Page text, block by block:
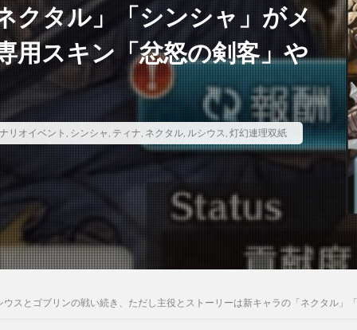
クタル」「シンシャ」がメ
用スキン「忿怒の剣客」や
リオイベント , シンシャ, ティナ, ネクタル, ルシウス, 灯幻連理双紙
スとゴブリンの戦い続き、ただし主役とストーリーは新キャラの「ネクタル